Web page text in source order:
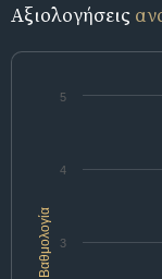
Αξιολογήσεις
Βαθμολογία 3
4
5